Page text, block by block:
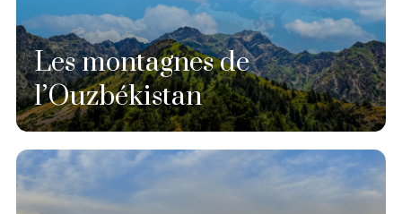
Les montagnes de
l’Ouzbékistan